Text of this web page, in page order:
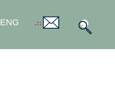
ENG